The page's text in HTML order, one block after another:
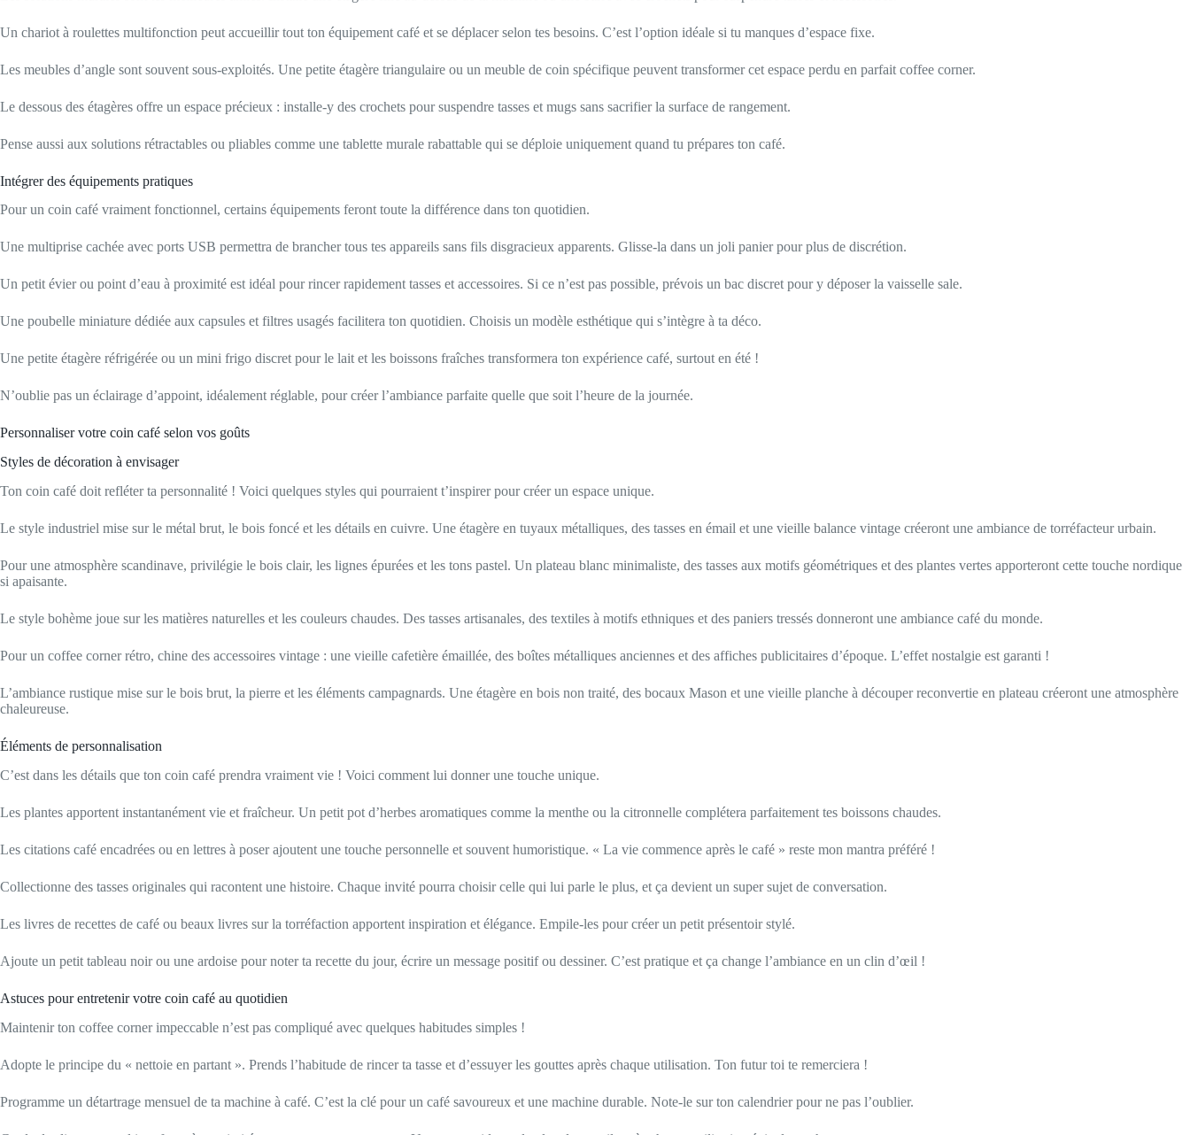
Un chariot à roulettes multifonction peut accueillir tout ton équipement café et se déplacer selon tes besoins. C’est l’option idéale si tu manques d’espace fixe.
Les meubles d’angle sont souvent sous-exploités. Une petite étagère triangulaire ou un meuble de coin spécifique peuvent transformer cet espace perdu en parfait coffee corner.
Le dessous des étagères offre un espace précieux : installe-y des crochets pour suspendre tasses et mugs sans sacrifier la surface de rangement.
Pense aussi aux solutions rétractables ou pliables comme une tablette murale rabattable qui se déploie uniquement quand tu prépares ton café.
Intégrer des équipements pratiques
Pour un coin café vraiment fonctionnel, certains équipements feront toute la différence dans ton quotidien.
Une multiprise cachée avec ports USB permettra de brancher tous tes appareils sans fils disgracieux apparents. Glisse-la dans un joli panier pour plus de discrétion.
Un petit évier ou point d’eau à proximité est idéal pour rincer rapidement tasses et accessoires. Si ce n’est pas possible, prévois un bac discret pour y déposer la vaisselle sale.
Une poubelle miniature dédiée aux capsules et filtres usagés facilitera ton quotidien. Choisis un modèle esthétique qui s’intègre à ta déco.
Une petite étagère réfrigérée ou un mini frigo discret pour le lait et les boissons fraîches transformera ton expérience café, surtout en été !
N’oublie pas un éclairage d’appoint, idéalement réglable, pour créer l’ambiance parfaite quelle que soit l’heure de la journée.
Personnaliser votre coin café selon vos goûts
Styles de décoration à envisager
Ton coin café doit refléter ta personnalité ! Voici quelques styles qui pourraient t’inspirer pour créer un espace unique.
Le style industriel mise sur le métal brut, le bois foncé et les détails en cuivre. Une étagère en tuyaux métalliques, des tasses en émail et une vieille balance vintage créeront une ambiance de torréfacteur urbain.
Pour une atmosphère scandinave, privilégie le bois clair, les lignes épurées et les tons pastel. Un plateau blanc minimaliste, des tasses aux motifs géométriques et des plantes vertes apporteront cette touche nordique
si apaisante.
Le style bohème joue sur les matières naturelles et les couleurs chaudes. Des tasses artisanales, des textiles à motifs ethniques et des paniers tressés donneront une ambiance café du monde.
Pour un coffee corner rétro, chine des accessoires vintage : une vieille cafetière émaillée, des boîtes métalliques anciennes et des affiches publicitaires d’époque. L’effet nostalgie est garanti !
L’ambiance rustique mise sur le bois brut, la pierre et les éléments campagnards. Une étagère en bois non traité, des bocaux Mason et une vieille planche à découper reconvertie en plateau créeront une atmosphère
chaleureuse.
Éléments de personnalisation
C’est dans les détails que ton coin café prendra vraiment vie ! Voici comment lui donner une touche unique.
Les plantes apportent instantanément vie et fraîcheur. Un petit pot d’herbes aromatiques comme la menthe ou la citronnelle complétera parfaitement tes boissons chaudes.
Les citations café encadrées ou en lettres à poser ajoutent une touche personnelle et souvent humoristique. « La vie commence après le café » reste mon mantra préféré !
Collectionne des tasses originales qui racontent une histoire. Chaque invité pourra choisir celle qui lui parle le plus, et ça devient un super sujet de conversation.
Les livres de recettes de café ou beaux livres sur la torréfaction apportent inspiration et élégance. Empile-les pour créer un petit présentoir stylé.
Ajoute un petit tableau noir ou une ardoise pour noter ta recette du jour, écrire un message positif ou dessiner. C’est pratique et ça change l’ambiance en un clin d’œil !
Astuces pour entretenir votre coin café au quotidien
Maintenir ton coffee corner impeccable n’est pas compliqué avec quelques habitudes simples !
Adopte le principe du « nettoie en partant ». Prends l’habitude de rincer ta tasse et d’essuyer les gouttes après chaque utilisation. Ton futur toi te remerciera !
Programme un détartrage mensuel de ta machine à café. C’est la clé pour un café savoureux et une machine durable. Note-le sur ton calendrier pour ne pas l’oublier.